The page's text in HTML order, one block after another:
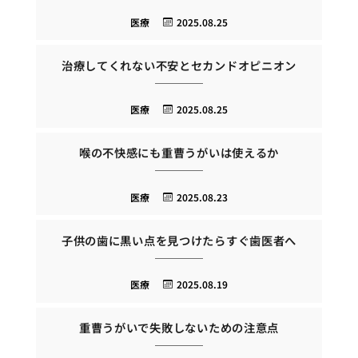
2025.08.25
医療
治療してくれない不安とセカンドオピニオン
2025.08.25
医療
喉の不快感にも重曹うがいは使えるか
2025.08.23
医療
子供の歯に黒い点を見つけたらすぐ歯医者へ
2025.08.19
医療
重曹うがいで失敗しないための注意点